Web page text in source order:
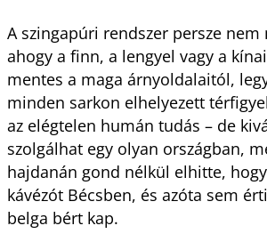
A szingapúri rendszer persze nem
ahogy a finn, a lengyel vagy a
mentes a maga árnyoldalaitól,
minden sarkon elhelyezett
az elégtelen humán tudás – de
szolgálhat egy olyan országban,
hajdanán gond nélkül elhitte,
kávézót Bécsben, és azóta sem
belga bért kap.